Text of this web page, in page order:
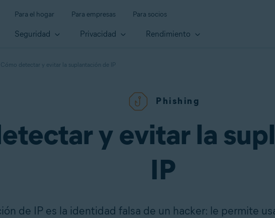
Para el hogar Para empresas Para socios
Seguridad Privacidad Rendimiento
Cómo detectar y evitar la suplantación de IP
Phishing
y evitar la
IP
de IP es la identidad falsa de un hacker: le permite